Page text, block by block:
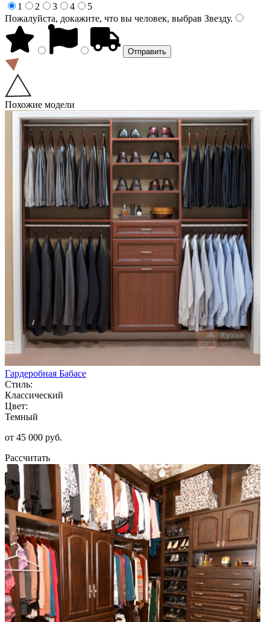
1
2 3 4
5
Пожалуйста, докажите, что вы человек, выбрав Звезду.
Похожие модели
Гардеробная Бабасе
Стиль:
Классический
Цвет:
Темный
от 45 000 руб.
Рассчитать